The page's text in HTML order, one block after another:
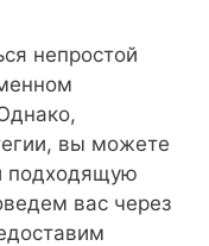
непростой
вы можете
подходящую
вас через